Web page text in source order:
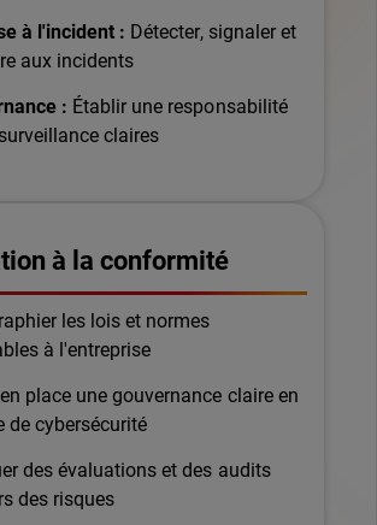
à l'incident : Détecter, signaler et
aux incidents
: Établir une responsabilité
claires
à la conformité
les lois et normes
à l'entreprise
place une gouvernance claire en
de cybersécurité
des évaluations et des audits
des risques